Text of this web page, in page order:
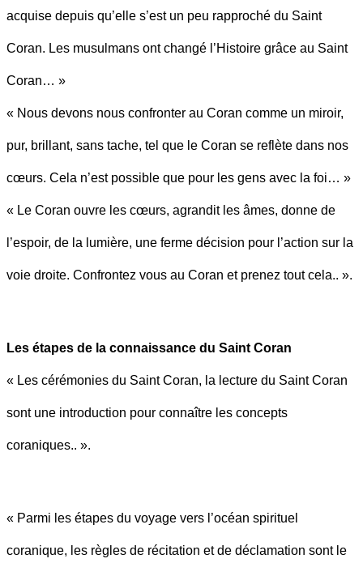
acquise depuis qu’elle s’est un peu rapproché du Saint
Coran. Les musulmans ont changé l’Histoire grâce au Saint
Coran… »
« Nous devons nous confronter au Coran comme un miroir,
pur, brillant, sans tache, tel que le Coran se reflète dans nos
cœurs. Cela n’est possible que pour les gens avec la foi… »
« Le Coran ouvre les cœurs, agrandit les âmes, donne de
l’espoir, de la lumière, une ferme décision pour l’action sur la
voie droite. Confrontez vous au Coran et prenez tout cela.. ».
Les étapes de la connaissance du Saint Coran
« Les cérémonies du Saint Coran, la lecture du Saint Coran
sont une introduction pour connaître les concepts
coraniques.. ».
« Parmi les étapes du voyage vers l’océan spirituel
coranique, les règles de récitation et de déclamation sont le